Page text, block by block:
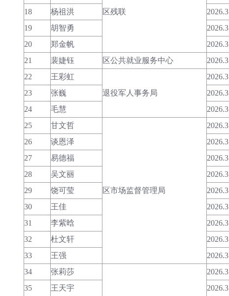
区残联
18
杨祖洪 2026.3
19
胡智勇 2026.3
20
郑金帆 2026.3
21
裴婕钰 区公共就业服务中心 2026.3
22
王彩虹
退役军人事务局
2026.3
23
张巍 2026.3
24
毛慧 2026.3
25
甘文哲
区市场监督管理局
2026.3
26
谈恩泽 2026.3
27
易德福 2026.3
28
吴文丽 2026.3
29
饶可莹 2026.3
30
王佳 2026.3
31
李紫晗 2026.3
32
杜文轩 2026.3
33
王强 2026.3
34
张莉莎 2026.3
35
王天宇 2026.3